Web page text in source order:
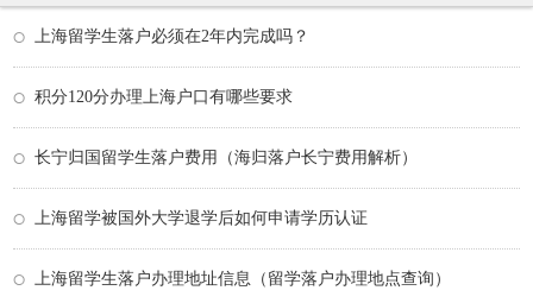
上海留学生落户必须在2年内完成吗？
积分120分办理上海户口有哪些要求
长宁归国留学生落户费用（海归落户长宁费用解析）
上海留学被国外大学退学后如何申请学历认证
上海留学生落户办理地址信息（留学落户办理地点查询）